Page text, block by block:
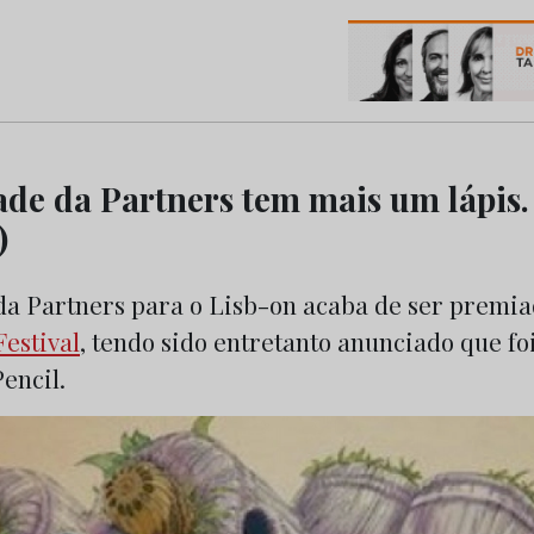
da Partners tem mais um
Partners para o Lisb-on acaba de ser
, tendo sido entretanto anunciado que